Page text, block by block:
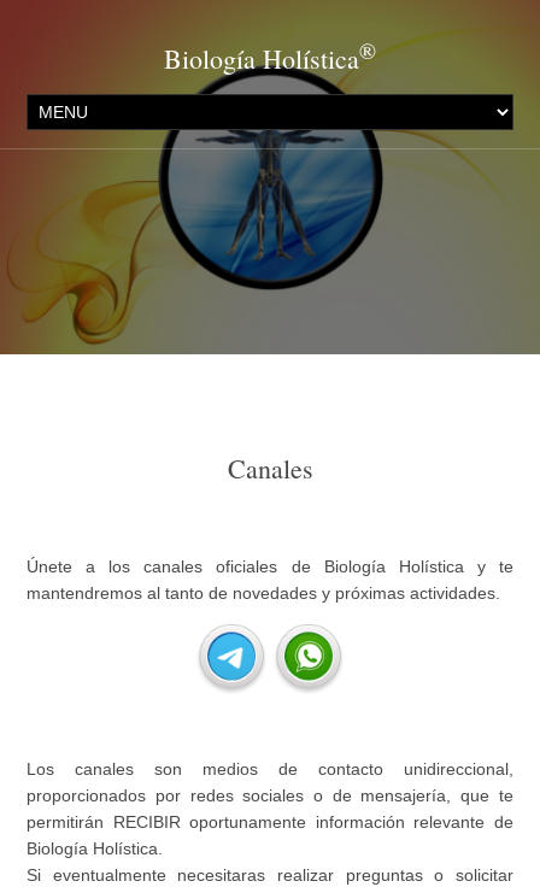
Biología Holística®
Canales
Únete a los canales oficiales de Biología Holística y te
mantendremos al tanto de novedades y próximas actividades.
Los canales son medios de contacto unidireccional,
proporcionados por redes sociales o de mensajería, que te
permitirán RECIBIR oportunamente información relevante de
Biología Holística.
Si eventualmente necesitaras realizar preguntas o solicitar